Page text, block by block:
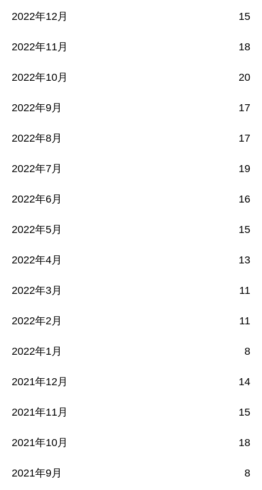
2022年12月 15
2022年11月 18
2022年10月 20
2022年9月 17
2022年8月 17
2022年7月 19
2022年6月 16
2022年5月 15
2022年4月 13
2022年3月 11
2022年2月 11
2022年1月 8
2021年12月 14
2021年11月 15
2021年10月 18
2021年9月 8